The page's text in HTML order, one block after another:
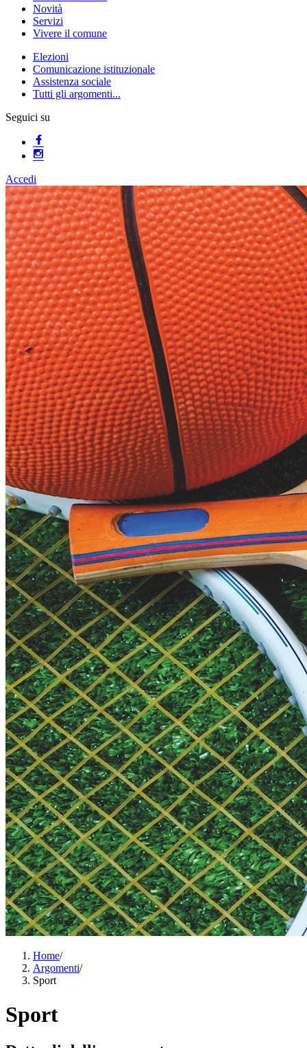
Novità
Servizi
Vivere il comune
Elezioni
Comunicazione istituzionale
Assistenza sociale
Tutti gli argomenti...
Seguici su
Accedi
Home/
Argomenti/
Sport
Sport